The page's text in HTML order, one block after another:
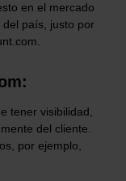
en el mercado
país, justo por
tener visibilidad,
del cliente.
por ejemplo,